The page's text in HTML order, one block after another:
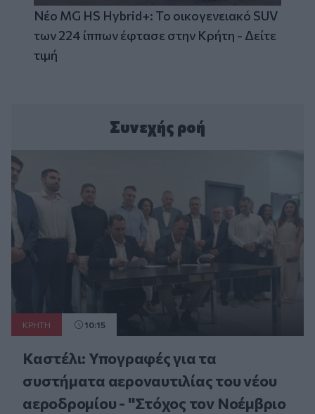
Νέο MG HS Hybrid+: Το οικογενειακό SUV
των 224 ίππων έφτασε στην Κρήτη - Δείτε
τιμή
Συνεχής ροή
ΚΡΗΤΗ 10:15
Καστέλι: Υπογραφές για τα
συστήματα αεροναυτιλίας του νέου
αεροδρομίου - "Στόχος τον Νοέμβριο